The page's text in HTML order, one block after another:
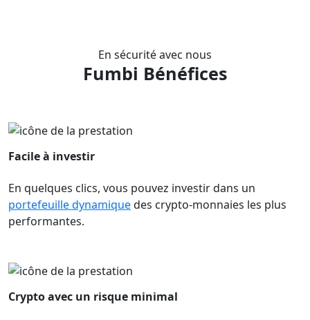
En sécurité avec nous
Fumbi Bénéfices
Facile à investir
En quelques clics, vous pouvez investir dans un
portefeuille dynamiquedes crypto-monnaies les plus
performantes.
Crypto avec un risque minimal